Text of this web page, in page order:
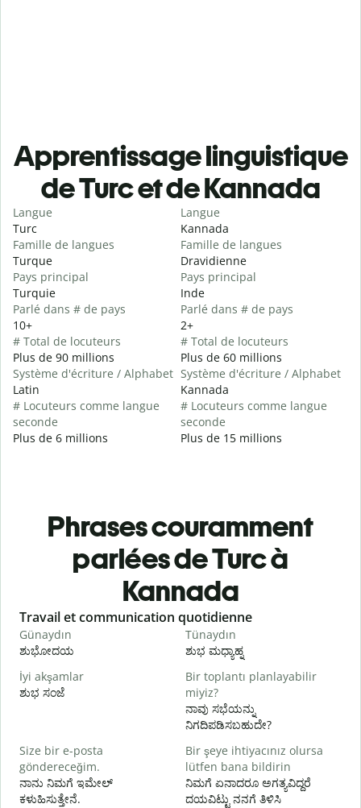
Apprentissage linguistique
de Turc et de Kannada
Langue
Turc
Famille de langues
Turque
Pays principal
Turquie
Parlé dans # de pays
10+
# Total de locuteurs
Plus de 90 millions
Système d'écriture / Alphabet
Latin
# Locuteurs comme langue
seconde
Plus de 6 millions
Langue
Kannada
Famille de langues
Dravidienne
Pays principal
Inde
Parlé dans # de pays
2+
# Total de locuteurs
Plus de 60 millions
Système d'écriture / Alphabet
Kannada
# Locuteurs comme langue
seconde
Plus de 15 millions
Phrases couramment
parlées de Turc à
Kannada
Slide 1 of 6
Travail et communication quotidienne
Günaydın
ಶುಭೋದಯ
Tünaydın
ಶುಭ ಮಧ್ಯಾಹ್ನ
İyi akşamlar
ಶುಭ ಸಂಜೆ
Bir toplantı planlayabilir
miyiz?
ನಾವು ಸಭೆಯನ್ನು
ನಿಗದಿಪಡಿಸಬಹುದೇ?
Size bir e-posta
göndereceğim.
ನಾನು ನಿಮಗೆ ಇಮೇಲ್
ಕಳುಹಿಸುತ್ತೇನೆ.
Bir şeye ihtiyacınız olursa
lütfen bana bildirin
ನಿಮಗೆ ಏನಾದರೂ ಅಗತ್ಯವಿದ್ದರೆ
ದಯವಿಟ್ಟು ನನಗೆ ತಿಳಿಸಿ